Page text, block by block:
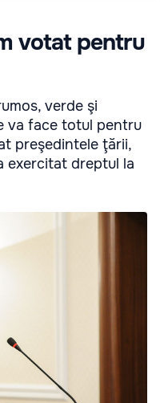
votat pentru
verde şi
va face totul pentru
preşedintele ţării,
exercitat dreptul la